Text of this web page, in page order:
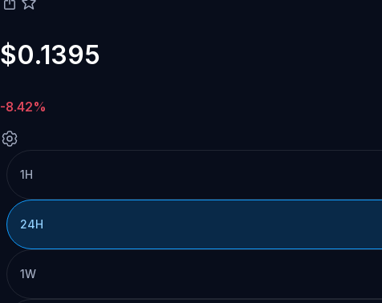
$0.1395
-8.42%
1H
24H
1W